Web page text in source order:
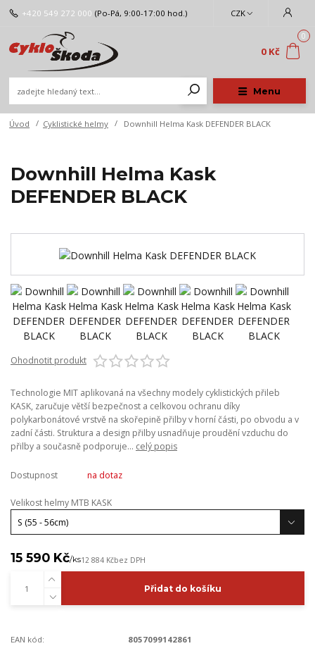
Menu
CZK
+420 549 272 000 (Po-Pá, 9:00-17:00 hod.)
0
0 Kč
Úvod Cyklistické helmy Downhill Helma Kask DEFENDER BLACK
Downhill Helma Kask
DEFENDER BLACK
Ohodnotit produkt
Technologie MIT aplikovaná na všechny modely cyklistických přileb
KASK, zaručuje větší bezpečnost a celkovou ochranu díky
polykarbonátové vrstvě na skořepině přilby v horní části, po obvodu a v
zadní části. Struktura a design přilby usnadňuje proudění vzduchu do
přilby a současně podporuje... celý popis
Dostupnost na dotaz
Velikost helmy MTB KASK
15 590 Kč/ks12 884 Kčbez DPH
Přidat do košíku
EAN kód:
8057099142861